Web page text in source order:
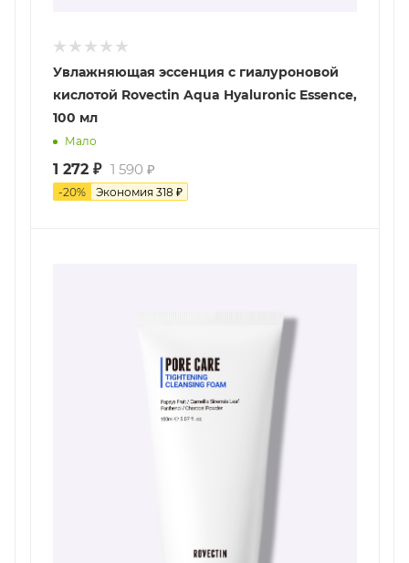
Увлажняющая эссенция с гиалуроновой
кислотой Rovectin Aqua Hyaluronic Essence,
100 мл
Мало
1 272 ₽ 1 590 ₽
-20% Экономия 318 ₽